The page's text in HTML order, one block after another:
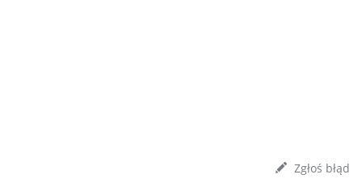
Zgłoś błąd